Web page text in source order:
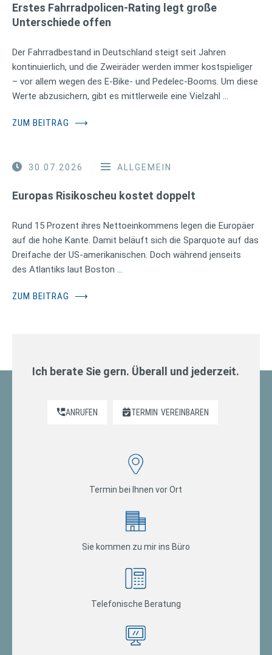
Erstes Fahrradpolicen-Rating legt große
Unterschiede offen
Der Fahrradbestand in Deutschland steigt seit Jahren
kontinuierlich, und die Zweiräder werden immer kostspieliger
– vor allem wegen des E-Bike- und Pedelec-Booms. Um diese
Werte abzusichern, gibt es mittlerweile eine Vielzahl …
ZUM BEITRAG ⟶
30.07.2026 ALLGEMEIN
Europas Risikoscheu kostet doppelt
Rund 15 Prozent ihres Nettoeinkommens legen die Europäer
auf die hohe Kante. Damit beläuft sich die Sparquote auf das
Dreifache der US-amerikanischen. Doch während jenseits
des Atlantiks laut Boston …
ZUM BEITRAG ⟶
Ich berate Sie gern. Überall und jederzeit.
ANRUFEN TERMIN VEREINBAREN
Termin bei Ihnen vor Ort
Sie kommen zu mir ins Büro
Telefonische Beratung